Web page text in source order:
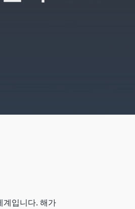
계입니다. 해가